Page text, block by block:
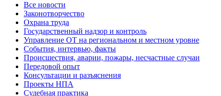
Все новости
Законотворчество
Охрана труда
Государственный надзор и контроль
Управление ОТ на региональном и местном уровне
События, интервью, факты
Происшествия, аварии, пожары, несчастные случаи
Передовой опыт
Консультации и разъяснения
Проекты НПА
Судебная практика